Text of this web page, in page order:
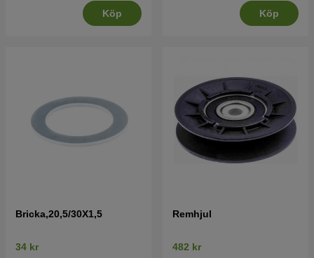
Köp Köp
Bricka,20,5/30X1,5
34 kr
Remhjul
482 kr